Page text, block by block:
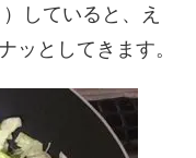
していると、え
ッとしてきます。